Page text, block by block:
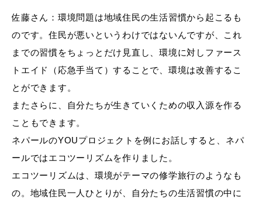
佐藤さん：環境問題は地域住民の生活習慣から起こるも
のです。住民が悪いというわけではないんですが、これ
までの習慣をちょっとだけ見直し、環境に対しファース
トエイド（応急手当て）することで、環境は改善するこ
とができます。
またさらに、自分たちが生きていくための収入源を作る
こともできます。
ネパールのYOUプロジェクトを例にお話しすると、ネパ
ールではエコツーリズムを作りました。
エコツーリズムは、環境がテーマの修学旅行のようなも
の。地域住民一人ひとりが、自分たちの生活習慣の中に